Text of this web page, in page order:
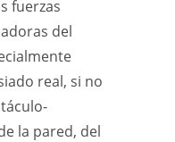
fuerzas
del
real, si no
la pared, del